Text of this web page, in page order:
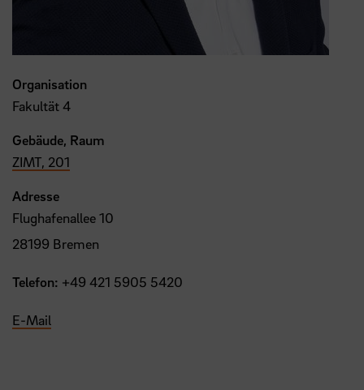
Organisation
Fakultät 4
Gebäude, Raum
ZIMT, 201
Adresse
Flughafenallee 10
28199 Bremen
Telefon: +49 421 5905 5420
E-Mail